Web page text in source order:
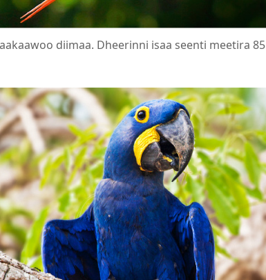
diimaa. Dheerinni isaa seenti meetira 85